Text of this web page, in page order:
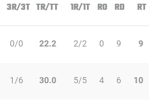
3R/3T TR/TT 1R/1T RO RD RT
0/0 22.2 2/2 0 9 9
1/6 30.0 5/5 4 6 10